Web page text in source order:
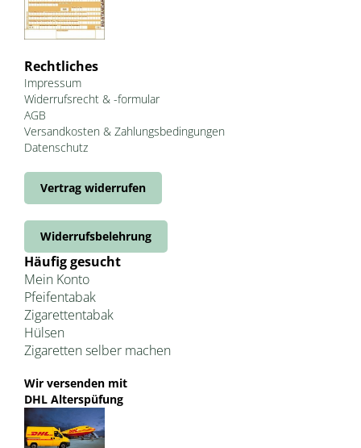
Rechtliches
Impressum
Widerrufsrecht & -formular
AGB
Versandkosten & Zahlungsbedingungen
Datenschutz
Vertrag widerrufen
Widerrufsbelehrung
Häufig gesucht
Mein Konto
Pfeifentabak
Zigarettentabak
Hülsen
Zigaretten selber machen
Wir versenden mit
DHL Alterspüfung